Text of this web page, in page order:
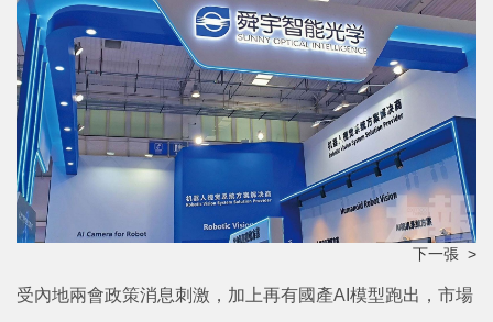
下一張 >
受內地兩會政策消息刺激，加上再有國產AI模型跑出，市場